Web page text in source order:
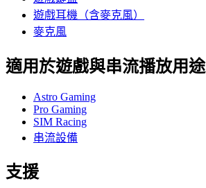
遊戲耳機（含麥克風）
麥克風
適用於遊戲與串流播放用途
Astro Gaming
Pro Gaming
SIM Racing
串流設備
支援